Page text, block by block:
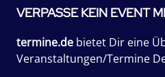
VERPASSE KEIN EVENT
termine.de bietet Dir eine
Veranstaltungen/Termine